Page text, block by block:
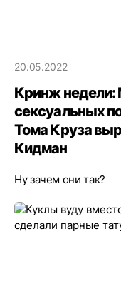
20.05.2022
Кринж недели:
сексуальных
Тома Круза
Кидман
Ну зачем они так?